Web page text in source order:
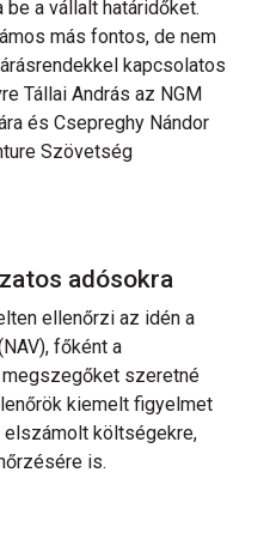
be a vállalt határidőket.
más fontos, de nem
kapcsolatos
Tállai András az NGM
és Csepreghy Nándor
Szövetség
adósokra
ellenőrzi az idén a
főként a
szeretné
kiemelt figyelmet
elszámolt költségekre,
is.